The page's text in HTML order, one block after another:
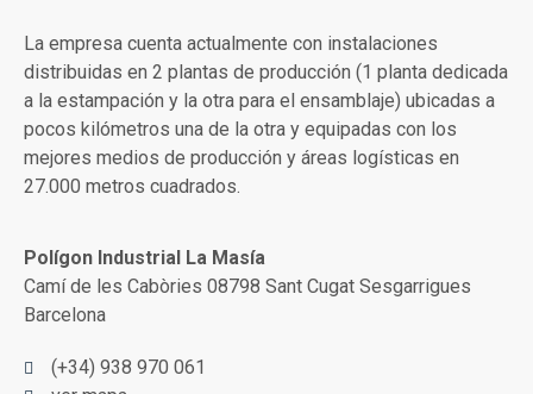
La empresa cuenta actualmente con instalaciones
distribuidas en 2 plantas de producción (1 planta dedicada
a la estampación y la otra para el ensamblaje) ubicadas a
pocos kilómetros una de la otra y equipadas con los
mejores medios de producción y áreas logísticas en
27.000 metros cuadrados.
Polígon Industrial La Masía
Camí de les Cabòries 08798 Sant Cugat Sesgarrigues
Barcelona
(+34) 938 970 061